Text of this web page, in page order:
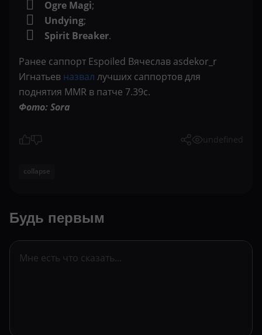
Ogre Magi;
Undying;
Spirit Breaker.
Ранее саппорт Espoiled Вячеслав asdekor_r
Игнатьев назвал лучших саппортов для
поднятия MMR в патче 7.39с.
Фото: Sora
undefined
collapse
Будь первым